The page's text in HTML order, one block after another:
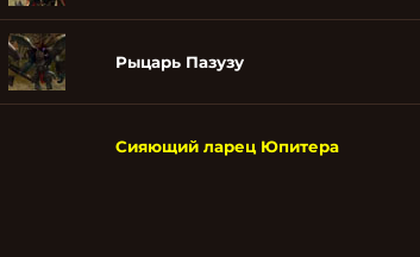
Рыцарь Пазузу
Сияющий ларец Юпитера